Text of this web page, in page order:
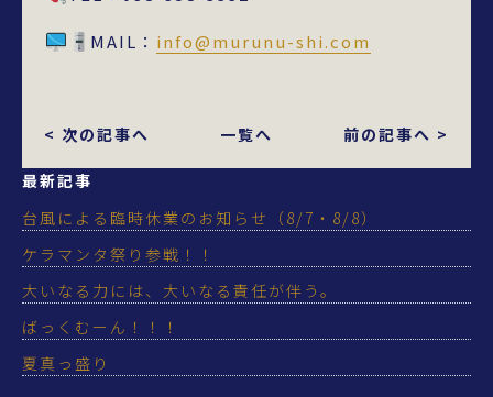
MAIL： info@murunu-shi.com
< 次の記事へ 一覧へ 前の記事へ >
最新記事
台風による臨時休業のお知らせ（8/7・8/8）
ケラマンタ祭り参戦！！
大いなる力には、大いなる責任が伴う。
ばっくむーん！！！
夏真っ盛り